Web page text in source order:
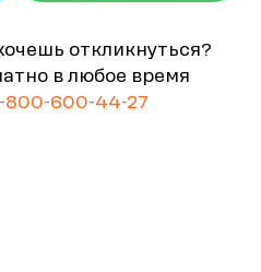
откликнуться?
в любое время
800-600-44-27